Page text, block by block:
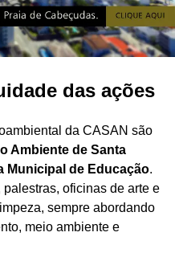
das ações
da CASAN são
Ambiente de Santa
Municipal de Educação.
oficinas de arte e
sempre abordando
meio ambiente e